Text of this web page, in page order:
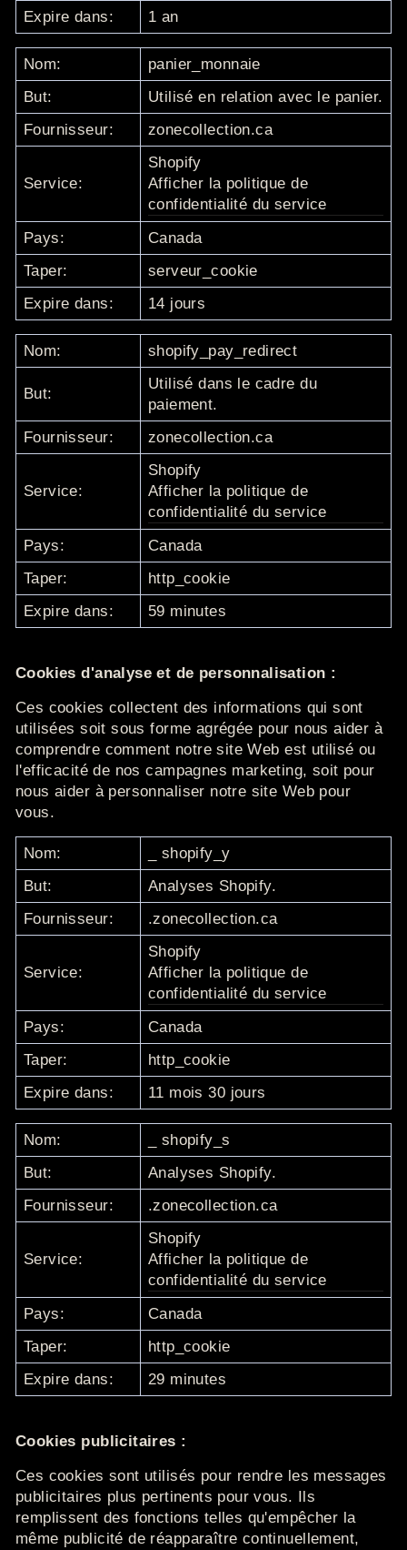
Expire dans: 1 an
Nom:
panier_monnaie
But:
Utilisé en relation avec le panier.
Fournisseur:
zonecollection.ca
Service:
Shopify
Afficher la politique de
confidentialité du service
Pays:
Canada
Taper:
serveur_cookie
Expire dans:
14 jours
Nom: shopify_pay_redirect
But:
Utilisé dans le cadre du
paiement.
Fournisseur:
zonecollection.ca
Service:
Shopify
Afficher la politique de
confidentialité du service
Pays:
Canada
Taper:
http_cookie
Expire dans:
59 minutes
Cookies d'analyse et de personnalisation :
Ces cookies collectent des informations qui sont
utilisées soit sous forme agrégée pour nous aider à
comprendre comment notre site Web est utilisé ou
l'efficacité de nos campagnes marketing, soit pour
nous aider à personnaliser notre site Web pour
vous.
Nom:
shopify_y
But:
Analyses Shopify.
Fournisseur:
.zonecollection.ca
Service:
Shopify
Afficher la politique de
confidentialité du service
Pays:
Canada
Taper:
http_cookie
Expire dans:
11 mois 30 jours
Nom:
shopify_s
But:
Analyses Shopify.
Fournisseur:
.zonecollection.ca
Service:
Shopify
Afficher la politique de
confidentialité du service
Pays:
Canada
Taper:
http_cookie
Expire dans:
29 minutes
Cookies publicitaires :
Ces cookies sont utilisés pour rendre les messages
publicitaires plus pertinents pour vous. Ils
remplissent des fonctions telles qu'empêcher la
même publicité de réapparaître continuellement,